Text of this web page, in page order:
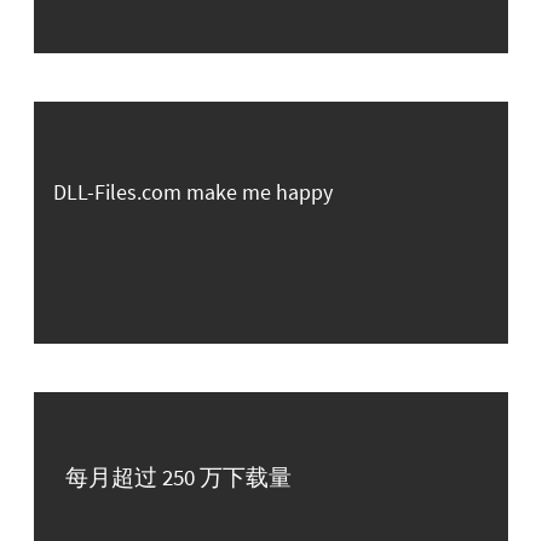
DLL-Files.com make me happy
每月超过 250 万下载量